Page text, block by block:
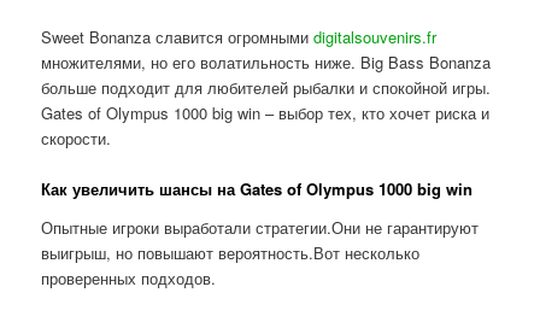
Sweet Bonanza славится огромнымиdigitalsouvenirs.fr
множителями, но его волатильность ниже. Big Bass Bonanza
больше подходит для любителей рыбалки и спокойной игры.
Gates of Olympus 1000 big win – выбор тех, кто хочет риска и
скорости.
Как увеличить шансы на Gates of Olympus 1000 big win
Опытные игроки выработали стратегии.Они не гарантируют
выигрыш, но повышают вероятность.Вот несколько
проверенных подходов.